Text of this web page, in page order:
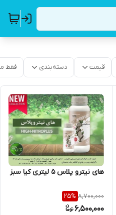
قیمت دسته‌بندی فقط
های نیترو پلاس 5 لیتری کیا سبز
8,700,000
25%
6,500,000